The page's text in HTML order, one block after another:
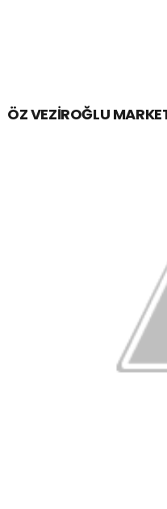
ÖZ VEZIROĞLU